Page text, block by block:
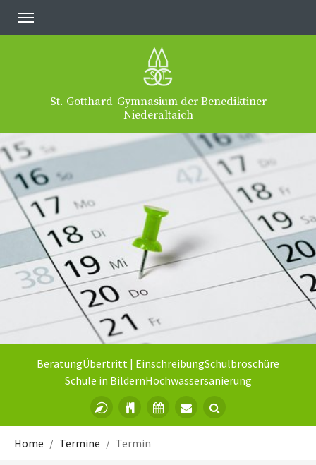
St.-Gotthard-Gymnasium der Benediktiner
Niederaltaich
BeratungÜbertritt | EinschreibungSchulbroschüre
Schule in BildernHochwassersanierung
Home Termine Termin